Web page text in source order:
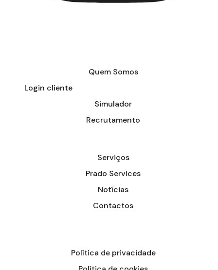
Quem Somos
Login cliente
Simulador
Recrutamento
Serviços
Prado Services
Notícias
Contactos
Política de privacidade